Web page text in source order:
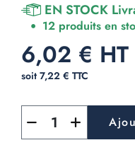
EN STOCK
12 produits en
6,02 € HT
soit 7,22 € TTC